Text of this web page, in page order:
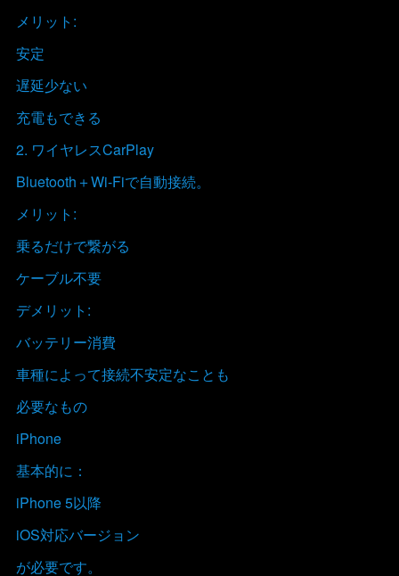
メリット:
安定
遅延少ない
充電もできる
2. ワイヤレスCarPlay
Bluetooth＋Wi-Fiで自動接続。
メリット:
乗るだけで繋がる
ケーブル不要
デメリット:
バッテリー消費
車種によって接続不安定なことも
必要なもの
iPhone
基本的に：
iPhone 5以降
iOS対応バージョン
が必要です。